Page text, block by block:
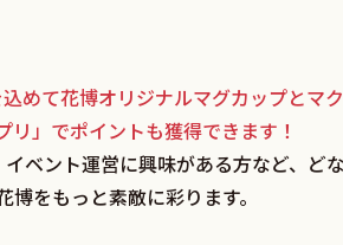
めて花博オリジナルマグカップとマ
リ」でポイントも獲得できます！
ベント運営に興味がある方など、どな
博をもっと素敵に彩ります。